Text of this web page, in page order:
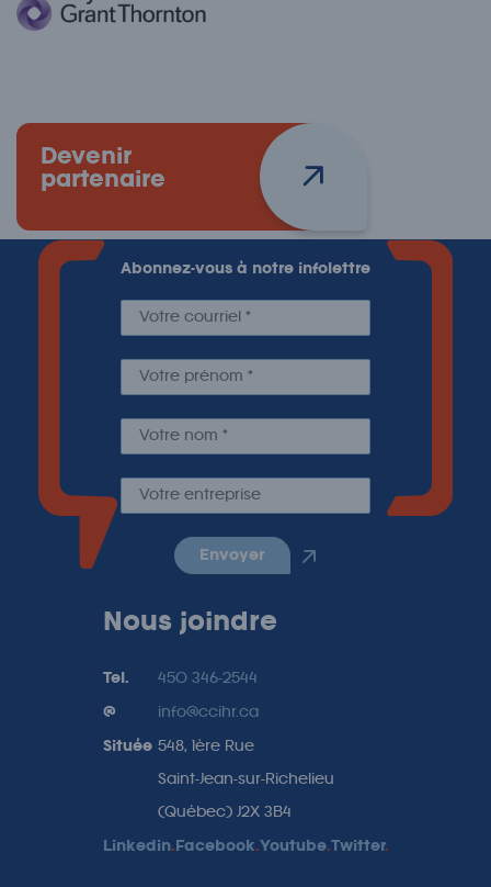
Devenir
partenaire
Abonnez-vous à notre infolettre
envoyer
Nous joindre
Tel. 450 346-2544
@ info@ccihr.ca
Située 548, 1ère Rue
Saint-Jean-sur-Richelieu
(Québec) J2X 3B4
Linkedin. Facebook Youtube. Twitter.